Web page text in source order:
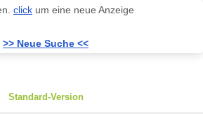
click um eine neue Anzeige
>> Neue Suche <<
Standard-Version